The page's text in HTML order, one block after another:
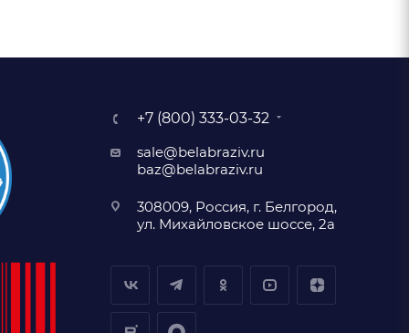
+7 (800) 333-03-32
sale@belabraziv.ru
baz@belabraziv.ru
308009, Россия, г. Белгород,
ул. Михайловское шоссе, 2а